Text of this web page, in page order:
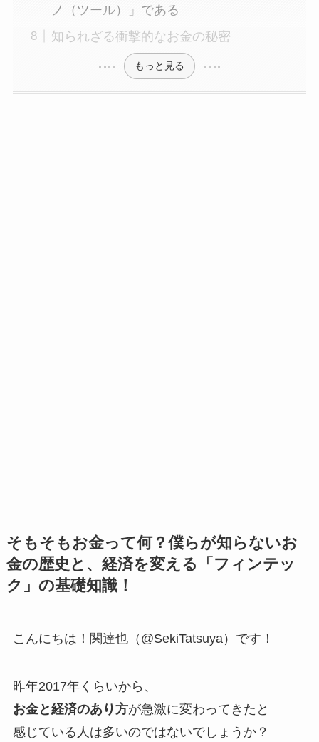
ノ（ツール）」である
知られざる衝撃的なお金の秘密
もっと見る
そもそもお金って何？僕らが知らないお
金の歴史と、経済を変える「フィンテッ
ク」の基礎知識！
こんにちは！関達也（@SekiTatsuya）です！
昨年2017年くらいから、
お金と経済のあり方が急激に変わってきたと
感じている人は多いのではないでしょうか？